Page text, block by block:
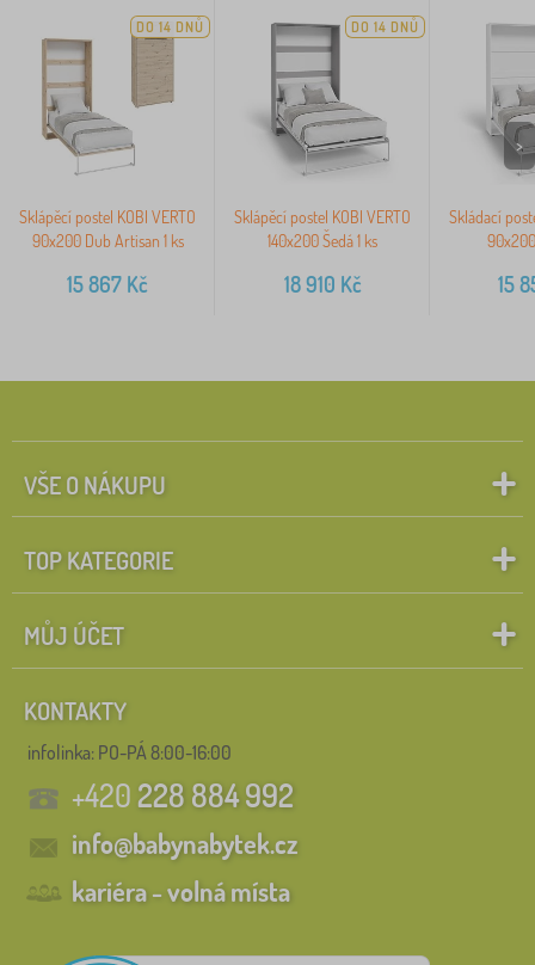
DO 14 DNŮ
Sklápěcí postel KOBI VERTO
90x200 Dub Artisan 1 ks
15 867 Kč
DO 14 DNŮ
Sklápěcí postel KOBI VERTO
140x200 Šedá 1 ks
18 910 Kč
Skládací
15
>
VŠE O NÁKUPU
TOP KATEGORIE
MŮJ ÚČET
KONTAKTY
infolinka: PO-PÁ 8:00-16:00
+420228 884 992
info@babynabytek.cz
kariéra - volná místa